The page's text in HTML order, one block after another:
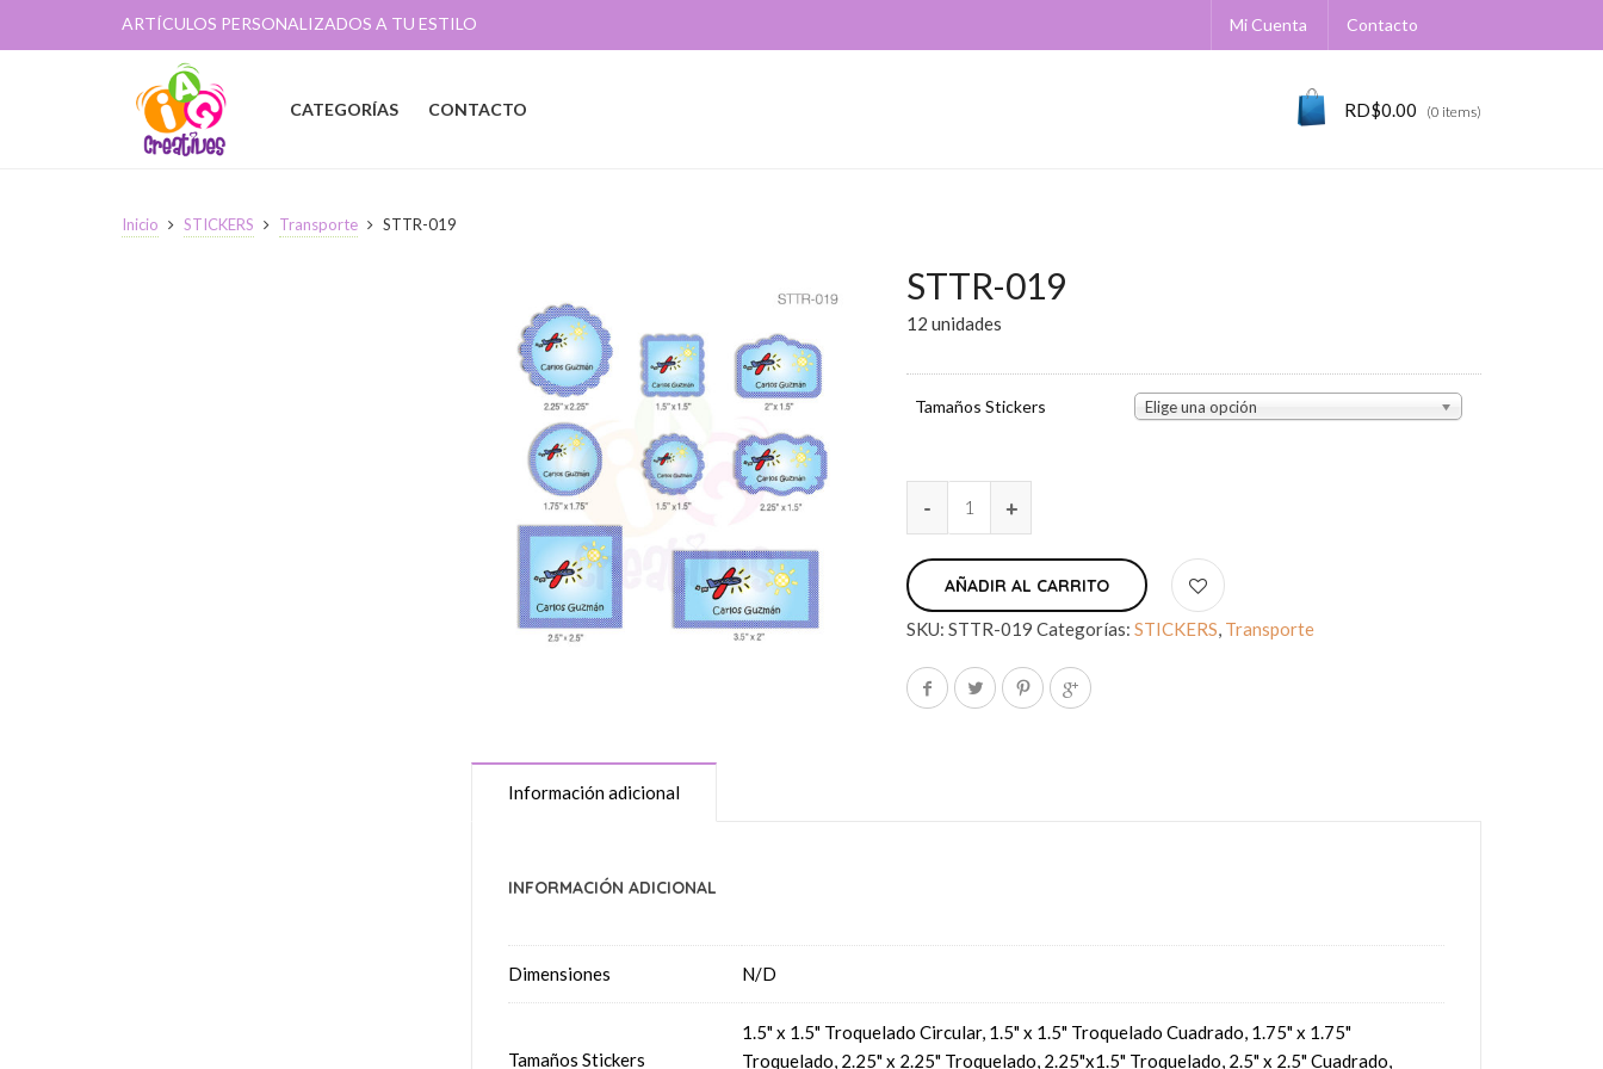
ARTÍCULOS PERSONALIZADOS A TU ESTILO Mi Cuenta Contacto
RD$0.00 (0 items)
CATEGORÍAS CONTACTO
Inicio STICKERS Transporte STTR-019
STTR-019
12 unidades
Tamaños Stickers Elige una opción
AÑADIR AL CARRITO
SKU:STTR-019 Categorías:STICKERS, Transporte
Información adicional
INFORMACIÓN ADICIONAL
Dimensiones N/D
Tamaños Stickers
1.5" x 1.5" Troquelado Circular, 1.5" x 1.5" Troquelado Cuadrado, 1.75" x 1.75"
Troquelado, 2.25" x 2.25" Troquelado, 2.25"x1.5" Troquelado, 2.5" x 2.5" Cuadrado,